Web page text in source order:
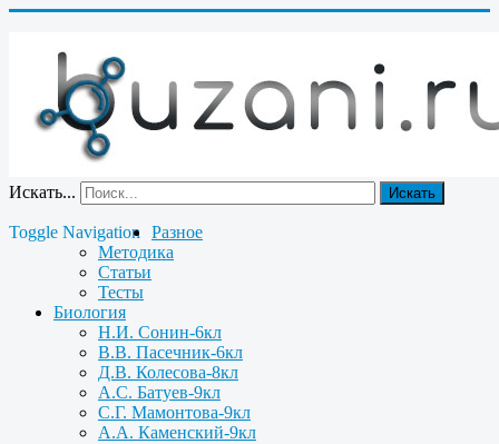
Искать... Искать
Toggle Navigation
Разное
Методика
Статьи
Тесты
Биология
Н.И. Сонин-6кл
В.В. Пасечник-6кл
Д.В. Колесова-8кл
А.С. Батуев-9кл
С.Г. Мамонтова-9кл
А.А. Каменский-9кл